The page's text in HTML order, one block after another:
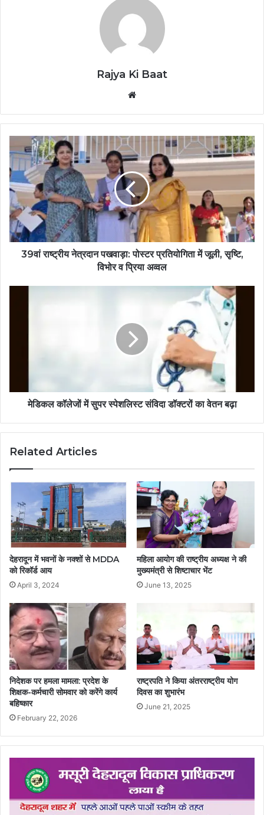
Rajya Ki Baat
39वां राष्ट्रीय नेत्रदान पखवाड़ा: पोस्टर प्रतियोगिता में जूली, सृष्टि,
विभोर व प्रिया अव्वल
मेडिकल कॉलेजों में सुपर स्पेशलिस्ट संविदा डॉक्टरों का वेतन बढ़ा
Related Articles
देहरादून में भवनों के नक्शों से MDDA
को रिकॉर्ड आय
April 3, 2024
महिला आयोग की राष्ट्रीय अध्यक्ष ने की
मुख्यमंत्री से शिष्टाचार भेंट
June 13, 2025
निदेशक पर हमला मामला: प्रदेश के
शिक्षक-कर्मचारी सोमवार को करेंगे कार्य
बहिष्कार
February 22, 2026
राष्ट्रपति ने किया अंतरराष्ट्रीय योग
दिवस का शुभारंभ
June 21, 2025